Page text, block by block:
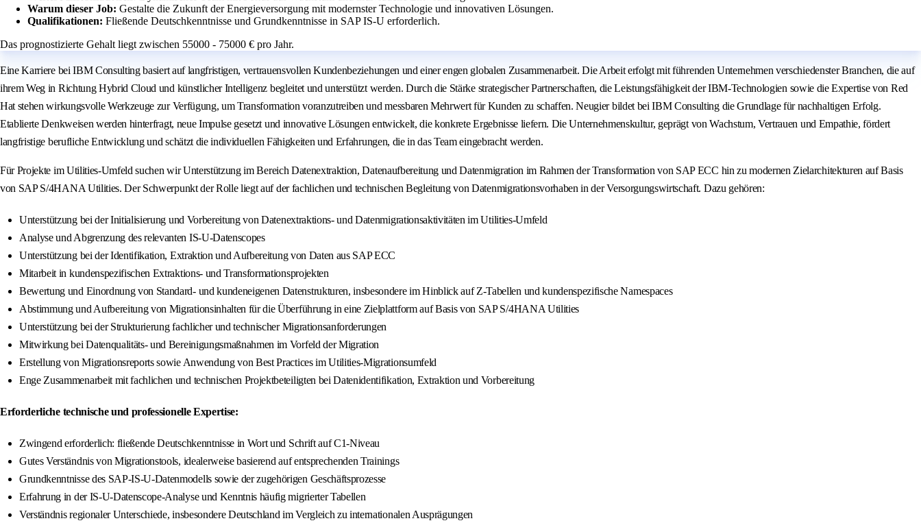
Warum dieser Job: Gestalte die Zukunft der Energieversorgung mit modernster Technologie und innovativen Lösungen.
Qualifikationen: Fließende Deutschkenntnisse und Grundkenntnisse in SAP IS-U erforderlich.
Das prognostizierte Gehalt liegt zwischen 55000 - 75000 € pro Jahr.
Eine Karriere bei IBM Consulting basiert auf langfristigen, vertrauensvollen Kundenbeziehungen und einer engen globalen Zusammenarbeit. Die Arbeit erfolgt mit führenden Unternehmen verschiedenster Branchen, die auf
ihrem Weg in Richtung Hybrid Cloud und künstlicher Intelligenz begleitet und unterstützt werden. Durch die Stärke strategischer Partnerschaften, die Leistungsfähigkeit der IBM‑Technologien sowie die Expertise von Red
Hat stehen wirkungsvolle Werkzeuge zur Verfügung, um Transformation voranzutreiben und messbaren Mehrwert für Kunden zu schaffen. Neugier bildet bei IBM Consulting die Grundlage für nachhaltigen Erfolg.
Etablierte Denkweisen werden hinterfragt, neue Impulse gesetzt und innovative Lösungen entwickelt, die konkrete Ergebnisse liefern. Die Unternehmenskultur, geprägt von Wachstum, Vertrauen und Empathie, fördert
langfristige berufliche Entwicklung und schätzt die individuellen Fähigkeiten und Erfahrungen, die in das Team eingebracht werden.
Für Projekte im Utilities‑Umfeld suchen wir Unterstützung im Bereich Datenextraktion, Datenaufbereitung und Datenmigration im Rahmen der Transformation von SAP ECC hin zu modernen Zielarchitekturen auf Basis
von SAP S/4HANA Utilities. Der Schwerpunkt der Rolle liegt auf der fachlichen und technischen Begleitung von Datenmigrationsvorhaben in der Versorgungswirtschaft. Dazu gehören:
Unterstützung bei der Initialisierung und Vorbereitung von Datenextraktions‑ und Datenmigrationsaktivitäten im Utilities‑Umfeld
Analyse und Abgrenzung des relevanten IS‑U‑Datenscopes
Unterstützung bei der Identifikation, Extraktion und Aufbereitung von Daten aus SAP ECC
Mitarbeit in kundenspezifischen Extraktions‑ und Transformationsprojekten
Bewertung und Einordnung von Standard‑ und kundeneigenen Datenstrukturen, insbesondere im Hinblick auf Z‑Tabellen und kundenspezifische Namespaces
Abstimmung und Aufbereitung von Migrationsinhalten für die Überführung in eine Zielplattform auf Basis von SAP S/4HANA Utilities
Unterstützung bei der Strukturierung fachlicher und technischer Migrationsanforderungen
Mitwirkung bei Datenqualitäts‑ und Bereinigungsmaßnahmen im Vorfeld der Migration
Erstellung von Migrationsreports sowie Anwendung von Best Practices im Utilities‑Migrationsumfeld
Enge Zusammenarbeit mit fachlichen und technischen Projektbeteiligten bei Datenidentifikation, Extraktion und Vorbereitung
Erforderliche technische und professionelle Expertise:
Zwingend erforderlich: fließende Deutschkenntnisse in Wort und Schrift auf C1‑Niveau
Gutes Verständnis von Migrationstools, idealerweise basierend auf entsprechenden Trainings
Grundkenntnisse des SAP‑IS‑U‑Datenmodells sowie der zugehörigen Geschäftsprozesse
Erfahrung in der IS‑U‑Datenscope‑Analyse und Kenntnis häufig migrierter Tabellen
Verständnis regionaler Unterschiede, insbesondere Deutschland im Vergleich zu internationalen Ausprägungen